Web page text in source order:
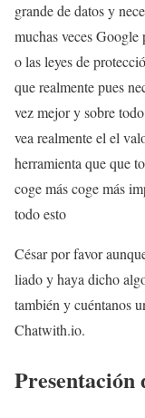
grande de datos y
muchas veces
o las leyes de
que realmente pues
vez mejor y sobre
vea realmente el el
herramienta que que
coge más coge más
todo esto
César por favor
liado y haya dicho
también y cuéntanos
Chatwith.io.
Presentación